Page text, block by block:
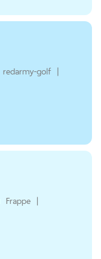
redarmy-golf |
Frappe |